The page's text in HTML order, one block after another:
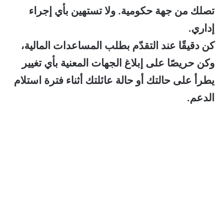
تصلك من جهة حكومية. ولا تستهين بأي إجراء
إداري.
كن دقيقًا عند التقدّم بطلب المساعدات المالية،
وكن حريصًا على إبلاغ الجهات المعنية بأي تغيير
يطرأ على حالتك أو حالة عائلتك أثناء فترة استلام
الدعم.